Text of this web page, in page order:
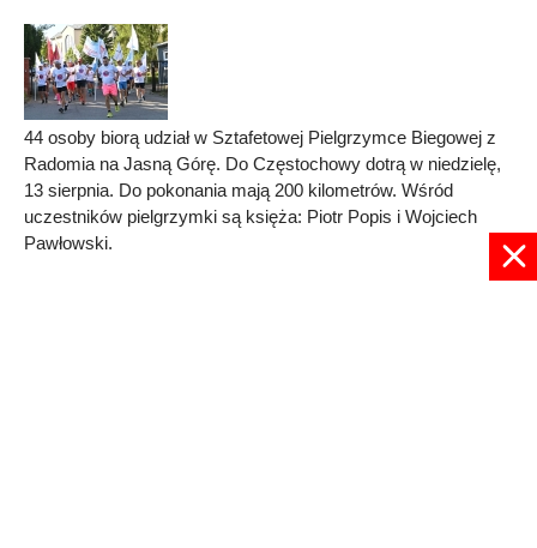
44 osoby biorą udział w Sztafetowej Pielgrzymce Biegowej z
Radomia na Jasną Górę. Do Częstochowy dotrą w niedzielę,
13 sierpnia. Do pokonania mają 200 kilometrów. Wśród
uczestników pielgrzymki są księża: Piotr Popis i Wojciech
Pawłowski.